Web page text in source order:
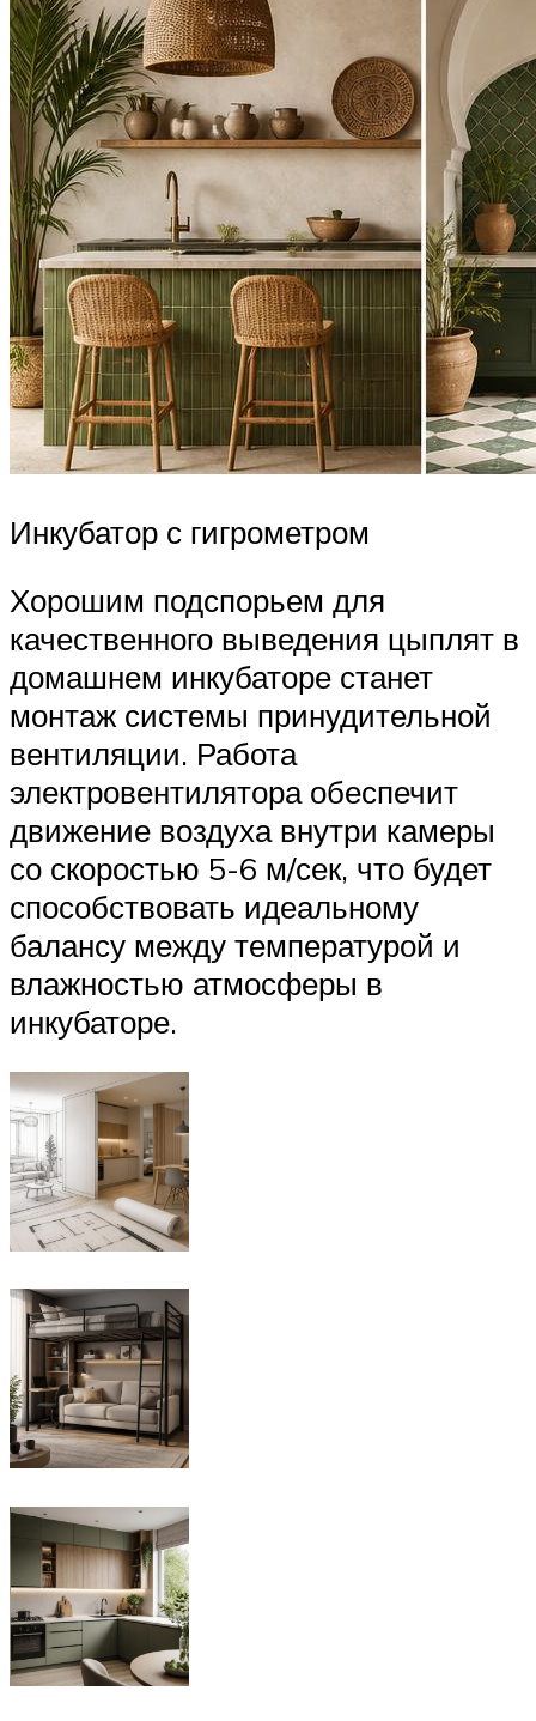
Инкубатор с гигрометром
Хорошим подспорьем для
качественного выведения цыплят в
домашнем инкубаторе станет
монтаж системы принудительной
вентиляции. Работа
электровентилятора обеспечит
движение воздуха внутри камеры
со скоростью 5-6 м/сек, что будет
способствовать идеальному
балансу между температурой и
влажностью атмосферы в
инкубаторе.